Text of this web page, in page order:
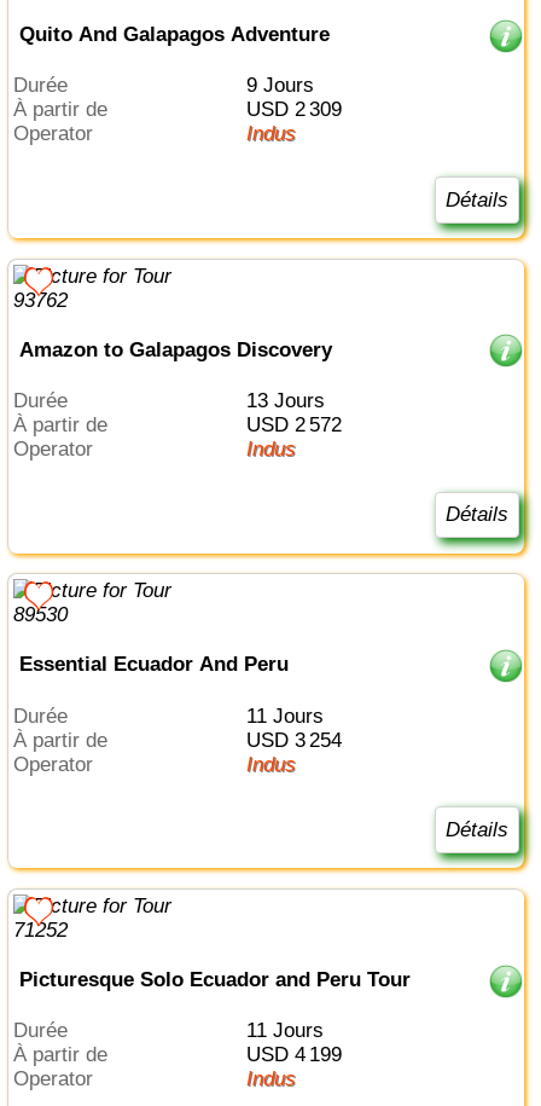
Quito And Galapagos Adventure
Durée
9 Jours
à partir de
USD 2 309
Operator
Indus
Détails
Amazon to Galapagos Discovery
Durée
13 Jours
à partir de
USD 2 572
Operator
Indus
Détails
Essential Ecuador And Peru
Durée
11 Jours
à partir de
USD 3 254
Operator
Indus
Détails
Picturesque Solo Ecuador and Peru Tour
Durée
11 Jours
à partir de
USD 4 199
Operator
Indus